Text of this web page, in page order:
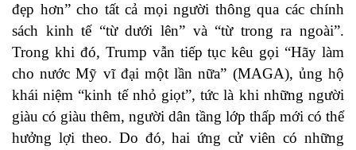
đẹp hơn” cho tất cả mọi người thông qua các chính
sách kinh tế “từ dưới lên” và “từ trong ra ngoài”.
Trong khi đó, Trump vẫn tiếp tục kêu gọi “Hãy làm
cho nước Mỹ vĩ đại một lần nữa” (MAGA), ủng hộ
khái niệm “kinh tế nhỏ giọt”, tức là khi những người
giàu có giàu thêm, người dân tầng lớp thấp mới có thể
hưởng lợi theo. Do đó, hai ứng cử viên có những